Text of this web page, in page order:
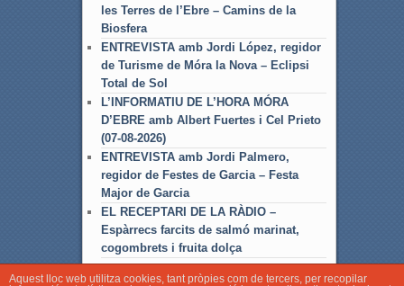
les Terres de l’Ebre – Camins de la
Biosfera
ENTREVISTA amb Jordi López, regidor
de Turisme de Móra la Nova – Eclipsi
Total de Sol
L’INFORMATIU DE L’HORA MÓRA
D’EBRE amb Albert Fuertes i Cel Prieto
(07-08-2026)
ENTREVISTA amb Jordi Palmero,
regidor de Festes de Garcia – Festa
Major de Garcia
EL RECEPTARI DE LA RÀDIO –
Espàrrecs farcits de salmó marinat,
cogombrets i fruita dolça
Aquest lloc web utilitza cookies, tant pròpies com de tercers, per recopilar